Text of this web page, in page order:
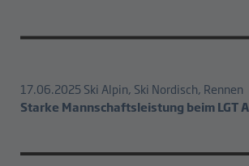
17.06.2025 Ski Alpin, Ski Nordisch, Rennen
Starke Mannschaftsleistung beim LGT